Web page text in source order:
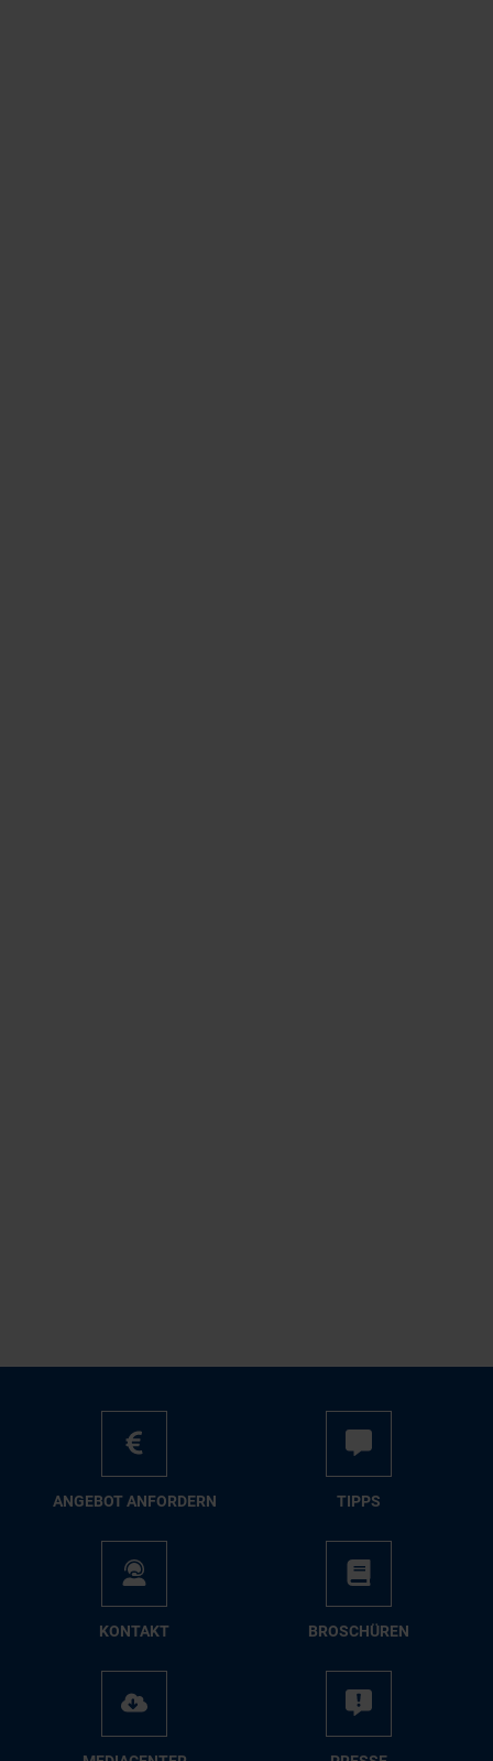
AN­GE­BOT AN­FOR­DERN TIPPS
KON­TAKT BRO­SCHÜ­REN